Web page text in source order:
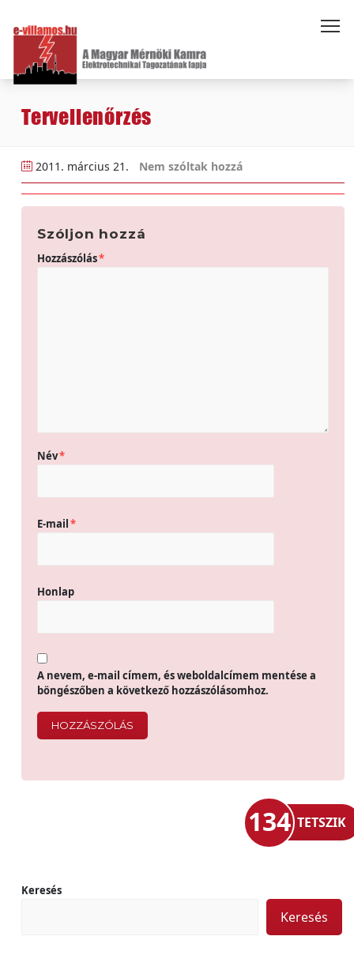
Tervellenőrzés
2011. március 21. Nem szóltak hozzá
Szóljon hozzá
Hozzászólás*
Név*
E-mail*
Honlap
A nevem, e-mail címem, és weboldalcímem mentése a
böngészőben a következő hozzászólásomhoz.
134 TETSZIK
Keresés
Keresés